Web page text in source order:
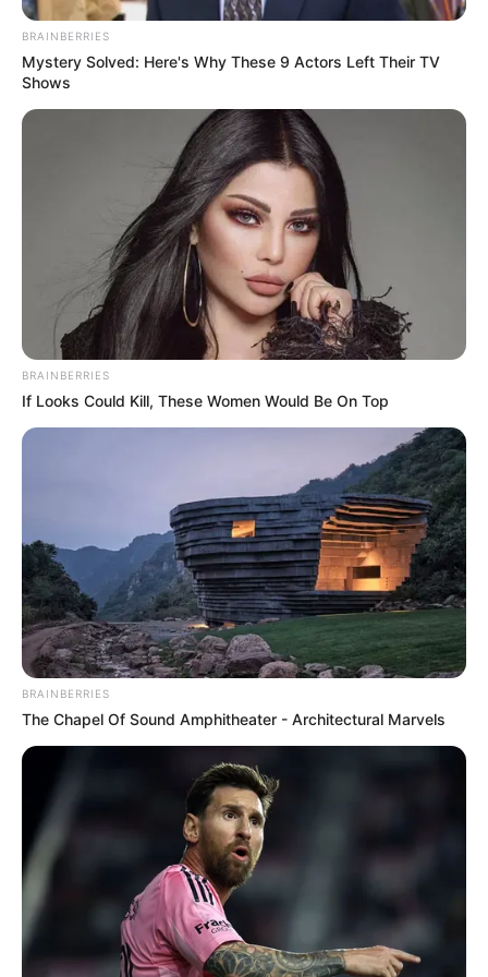
BRAINBERRIES
Mystery Solved: Here's Why These 9 Actors Left Their TV
Shows
BRAINBERRIES
If Looks Could Kill, These Women Would Be On Top
BRAINBERRIES
The Chapel Of Sound Amphitheater - Architectural Marvels